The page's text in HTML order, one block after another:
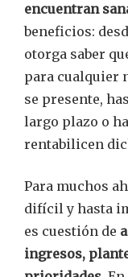
encuentran
beneficios:
otorga saber
para cualquier
se presente,
largo plazo o
rentabilicen
Para muchos
difícil y hasta
es cuestión de
ingresos,